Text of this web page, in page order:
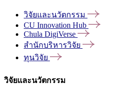
วิจัยและนวัตกรรม
CU Innovation Hub
Chula DigiVerse
สำนักบริหารวิจัย
ทุนวิจัย
วิจัยและนวัตกรรม